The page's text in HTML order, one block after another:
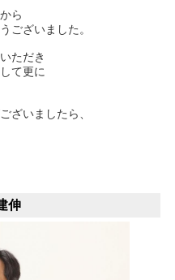
ら
ございました。
ただき
て更に
ざいましたら、
伸